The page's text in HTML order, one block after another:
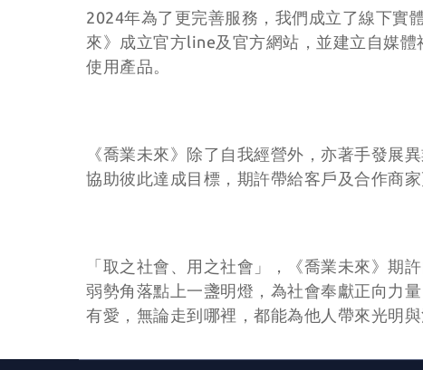
2024年為了更完善服務，我們成立了線下實
來》成立官方line及官方網站，並建立自媒
使用產品。
《喬業未來》除了自我經營外，亦著手發展
協助彼此達成目標，期許帶給客戶及合作商
「取之社會、用之社會」，《喬業未來》期
弱勢角落點上一盞明燈，為社會奉獻正向力
有愛，無論走到哪裡，都能為他人帶來光明